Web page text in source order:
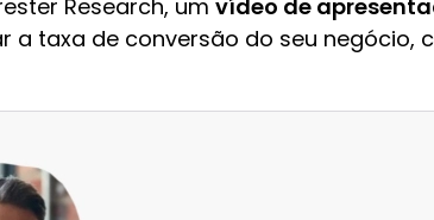
Research, um vídeo de
taxa de conversão do seu negócio,